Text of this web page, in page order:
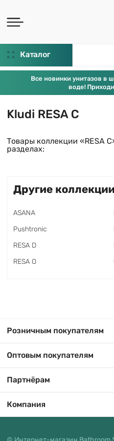
Каталог
Все новинки унитазов в
воде!
Kludi RESA C
Товары коллекции «RESA
разделах:
Другие коллекции
ASANA
Pushtronic
RESA D
RESA O
Розничным покупателям
Оптовым покупателям
Партнёрам
Компания